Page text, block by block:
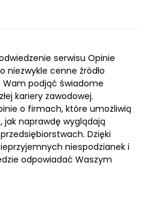
serwisu Opinie
niezwykle cenne źródło
podjąć świadome
kariery zawodowej.
o firmach, które umożliwią
jak naprawdę wyglądają
Dzięki
niespodzianek i
odpowiadać Waszym